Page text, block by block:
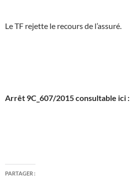
Le TF rejette le recours de l’assuré.
Arrêt 9C_607/2015 consultable ici :
PARTAGER :